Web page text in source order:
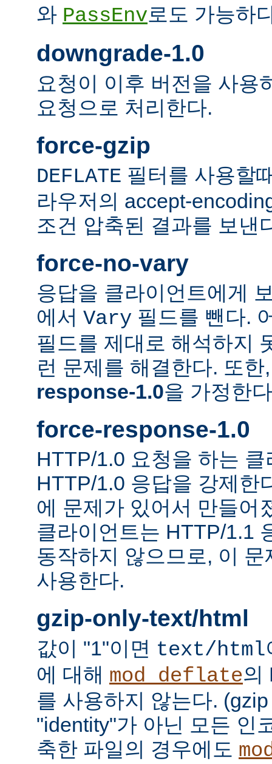
와 PassEnv로도 가능하
downgrade-1.0
요청이 이후 버전을 사용
요청으로 처리한다.
force-gzip
DEFLATE 필터를 사용할
라우저의 accept-
조건 압축된 결과를 보낸
force-no-vary
응답을 클라이언트에게
에서 Vary 필드를 뺀다.
필드를 제대로 해석하지
런 문제를 해결한다. 또
response-1.0을 가정한
force-response-1.0
HTTP/1.0 요청을 하는
HTTP/1.0 응답을 강제한
에 문제가 있어서 만들어
클라이언트는 HTTP/1.1
동작하지 않으므로, 이
사용한다.
gzip-only-text/html
값이 "1"이면 text/html
에 대해 mod_deflate의
를 사용하지 않는다.
"identity"가 아닌 모든 인
축한 파일의 경우에도